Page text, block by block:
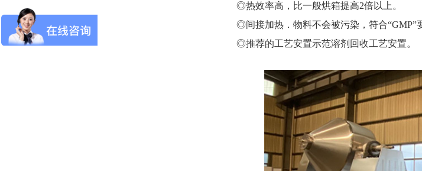
◎热效率高，比一般烘箱提高2倍以上。
◎间接加热．物料不会被污染，符合“GMP”
◎推荐的工艺安置示范溶剂回收工艺安置。